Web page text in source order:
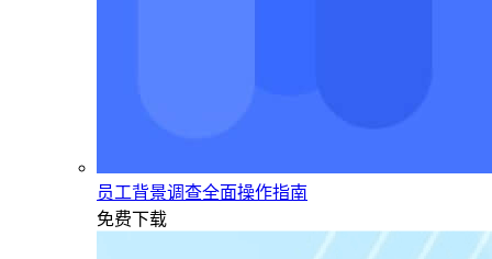
员工背景调查全面操作指南
免费下载